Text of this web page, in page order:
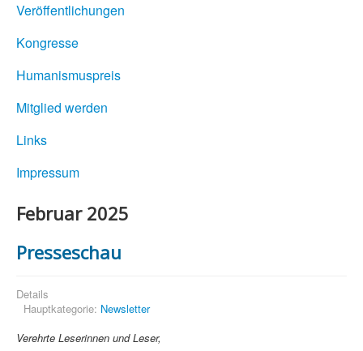
Veröffentlichungen
Kongresse
Humanismuspreis
Mitglied werden
Links
Impressum
Februar 2025
Presseschau
Details
Hauptkategorie: Newsletter
Verehrte Leserinnen und Leser,